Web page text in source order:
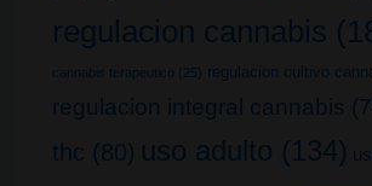
regulacion cannabis
cannabis terapeutico (25) regulacion cultivo
regulacion integral cannabis
thc (80) uso adulto (134)